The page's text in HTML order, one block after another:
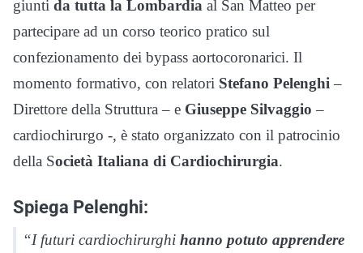
giunti da tutta la Lombardia al San Matteo per
partecipare ad un corso teorico pratico sul
confezionamento dei bypass aortocoronarici. Il
momento formativo, con relatori Stefano Pelenghi –
Direttore della Struttura – e Giuseppe Silvaggio –
cardiochirurgo -, è stato organizzato con il patrocinio
della Società Italiana di Cardiochirurgia.
Spiega Pelenghi:
“I futuri cardiochirurghi hanno potuto apprendere